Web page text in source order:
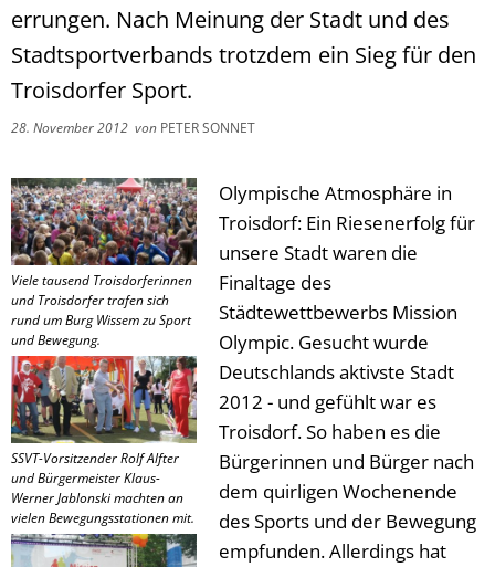
errungen. Nach Meinung der Stadt und des
Stadtsportverbands trotzdem ein Sieg für den
Troisdorfer Sport.
28. November 2012 von PETER SONNET
Viele tausend Troisdorferinnen
und Troisdorfer trafen sich
rund um Burg Wissem zu Sport
und Bewegung.
SSVT-Vorsitzender Rolf Alfter
und Bürgermeister Klaus-
Werner Jablonski machten an
vielen Bewegungsstationen mit.
Olympische Atmosphäre in
Troisdorf: Ein Riesenerfolg für
unsere Stadt waren die
Finaltage des
Städtewettbewerbs Mission
Olympic. Gesucht wurde
Deutschlands aktivste Stadt
2012 - und gefühlt war es
Troisdorf. So haben es die
Bürgerinnen und Bürger nach
dem quirligen Wochenende
des Sports und der Bewegung
empfunden. Allerdings hat